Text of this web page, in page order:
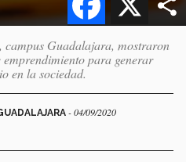
campus Guadalajara, mostraron
para generar
en la sociedad.
- 04/09/2020